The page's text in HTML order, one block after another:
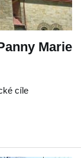
Marie
cíle